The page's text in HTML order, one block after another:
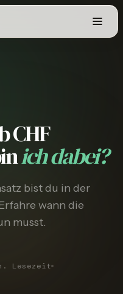
CHF
ich dabei?
bist du in der
wann die
musst.
Lesezeit